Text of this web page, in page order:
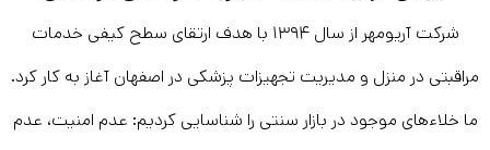
شرکت آریومهر از سال ۱۳۹۴ با هدف ارتقای سطح کیفی خدمات
مراقبتی در منزل و مدیریت تجهیزات پزشکی در اصفهان آغاز به کار کرد.
ما خلاءهای موجود در بازار سنتی را شناسایی کردیم: عدم امنیت، عدم